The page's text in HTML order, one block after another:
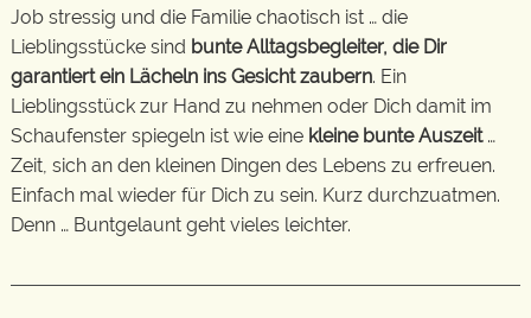
Job stressig und die Familie chaotisch ist … die
Lieblingsstücke sind bunte Alltagsbegleiter, die Dir
garantiert ein Lächeln ins Gesicht zaubern. Ein
Lieblingsstück zur Hand zu nehmen oder Dich damit im
Schaufenster spiegeln ist wie eine kleine bunte Auszeit…
Zeit, sich an den kleinen Dingen des Lebens zu erfreuen.
Einfach mal wieder für Dich zu sein. Kurz durchzuatmen.
Denn … Buntgelaunt geht vieles leichter.